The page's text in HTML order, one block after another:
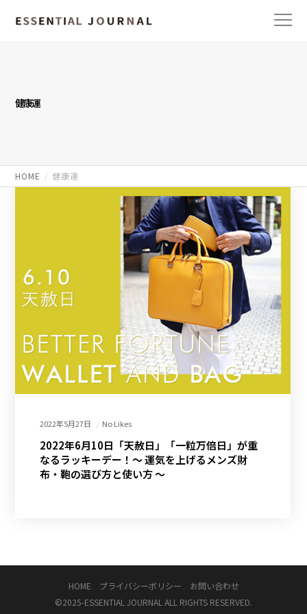
健康運
HOME 健康運
2022年5月27日 No Likes
2022年6月10日「天赦日」「一粒万倍日」が重
なるラッキーデー！～ 運気を上げるメンズ財
布・鞄の選び方と使い方 ～
HOME プライバシーポリシー
お問い合わせ
©2025-ESSENTIAL JOURNAL ALL RIGHTS RESERVED.